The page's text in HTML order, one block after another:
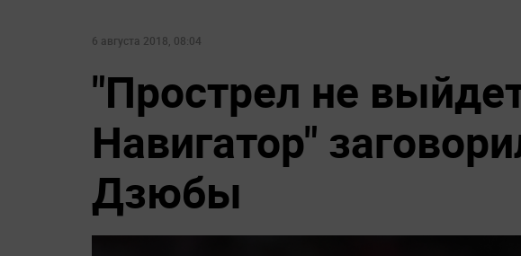
6 августа 2018, 08:04
"Прострел не
Навигатор"
Дзюбы